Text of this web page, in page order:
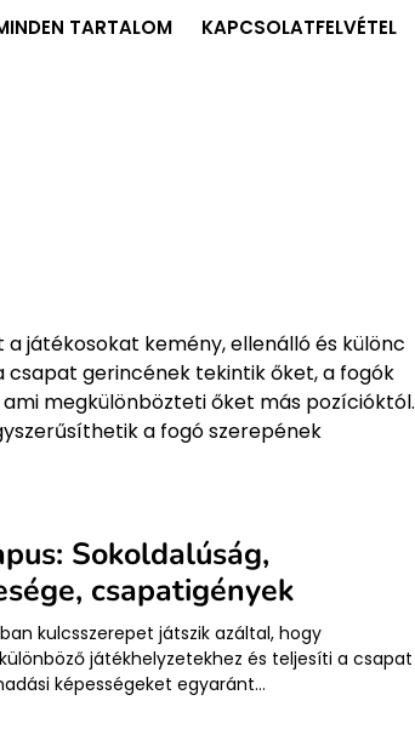
TARTALOM KAPCSOLATFELVÉTEL
játékosokat kemény, ellenálló és különc
csapat gerincének tekintik őket, a fogók
megkülönbözteti őket más pozícióktól.
a fogó szerepének
Sokoldalúság,
csapatigények
kulcsszerepet játszik azáltal, hogy
játékhelyzetekhez és teljesíti a csapat
képességeket egyaránt…